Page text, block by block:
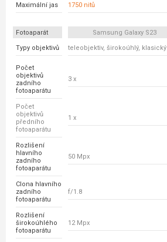
Maximální jas 1750 nitů
Fotoaparát Samsung Galaxy S23
Typy objektivů
teleobjektiv, širokoúhlý, klasický
Počet
objektivů
zadního
fotoaparátu
3 x
Počet
objektivů
předního
fotoaparátu
1 x
Rozlišení
hlavního
zadního
fotoaparátu
50 Mpx
Clona hlavního
zadního
fotoaparátu
f/1.8
Rozlišení
širokoúhlého
fotoaparátu
12 Mpx